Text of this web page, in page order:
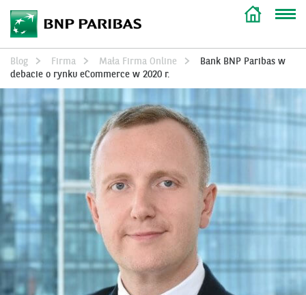
Blog Firma Mała Firma Online
Bank BNP Paribas w
debacie o rynku eCommerce w 2020 r.